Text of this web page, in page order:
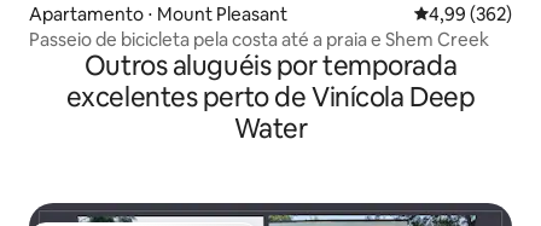
Apartamento ⋅ Mount Pleasant 4,99 de uma
4,99 (362)
Passeio de bicicleta pela costa até a praia e Shem Creek
Outros aluguéis por temporada
excelentes perto de Vinícola Deep
Water